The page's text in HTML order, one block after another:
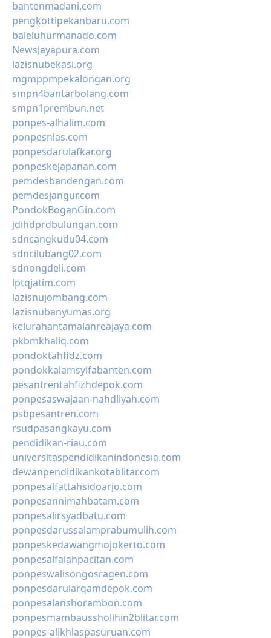
bantenmadani.com
pengkottipekanbaru.com
baleluhurmanado.com
NewsJayapura.com
lazisnubekasi.org
mgmppmpekalongan.org
smpn4bantarbolang.com
smpn1prembun.net
ponpes-alhalim.com
ponpesnias.com
ponpesdarulafkar.org
ponpeskejapanan.com
pemdesbandengan.com
pemdesjangur.com
PondokBoganGin.com
jdihdprdbulungan.com
sdncangkudu04.com
sdncilubang02.com
sdnongdeli.com
lptqjatim.com
lazisnujombang.com
lazisnubanyumas.org
kelurahantamalanreajaya.com
pkbmkhaliq.com
pondoktahfidz.com
pondokkalamsyifabanten.com
pesantrentahfizhdepok.com
ponpesaswajaan-nahdliyah.com
psbpesantren.com
rsudpasangkayu.com
pendidikan-riau.com
universitaspendidikanindonesia.com
dewanpendidikankotablitar.com
ponpesalfattahsidoarjo.com
ponpesannimahbatam.com
ponpesalirsyadbatu.com
ponpesdarussalamprabumulih.com
ponpeskedawangmojokerto.com
ponpesalfalahpacitan.com
ponpeswalisongosragen.com
ponpesdarularqamdepok.com
ponpesalanshorambon.com
ponpesmambaussholihin2blitar.com
ponpes-alikhlaspasuruan.com